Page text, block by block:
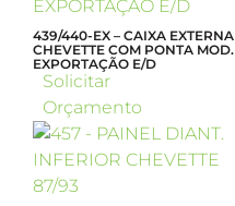
439/440-EX – CAIXA EXTERNA
CHEVETTE COM PONTA MOD.
EXPORTAÇÃO E/D
Solicitar
Orçamento